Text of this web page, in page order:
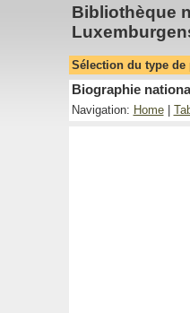
Bibliothèque
Sélection du type
Biographie
Navigation: Home|